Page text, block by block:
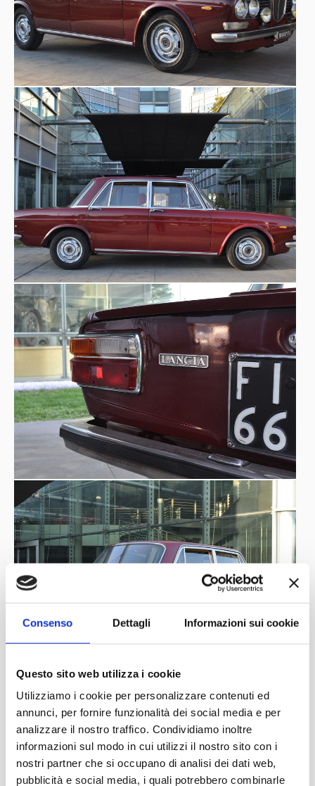
Consenso Dettagli Informazioni sui cookie
Questo sito web utilizza i cookie
Utilizziamo i cookie per personalizzare contenuti ed
annunci, per fornire funzionalità dei social media e per
analizzare il nostro traffico. Condividiamo inoltre
informazioni sul modo in cui utilizzi il nostro sito con i
nostri partner che si occupano di analisi dei dati web,
pubblicità e social media, i quali potrebbero combinarle